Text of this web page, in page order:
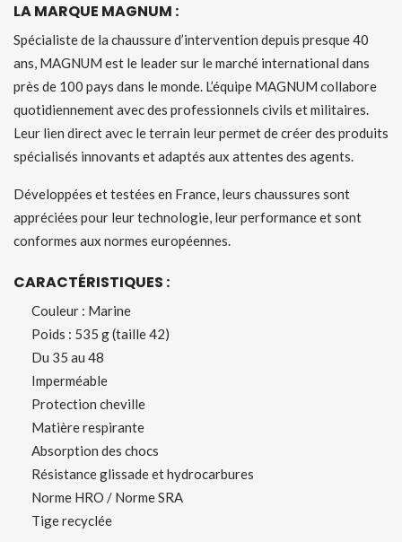
LA MARQUE MAGNUM :
Spécialiste de la chaussure d’intervention depuis presque 40
ans, MAGNUM est le leader sur le marché international dans
près de 100 pays dans le monde. L’équipe MAGNUM collabore
quotidiennement avec des professionnels civils et militaires.
Leur lien direct avec le terrain leur permet de créer des produits
spécialisés innovants et adaptés aux attentes des agents.
Développées et testées en France, leurs chaussures sont
appréciées pour leur technologie, leur performance et sont
conformes aux normes européennes.
CARACTÉRISTIQUES :
Couleur : Marine
Poids : 535 g (taille 42)
Du 35 au 48
Imperméable
Protection cheville
Matière respirante
Absorption des chocs
Résistance glissade et hydrocarbures
Norme HRO / Norme SRA
Tige recyclée